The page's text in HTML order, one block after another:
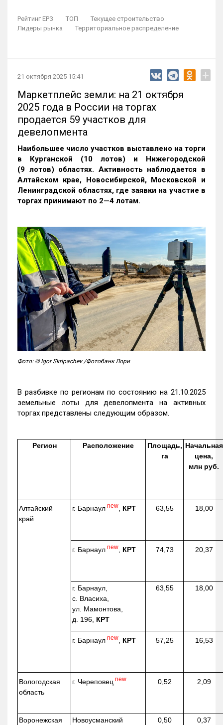
Рейтинг ЕРЗ ТОП
Текущее строительство
Лидеры рынка
Территориальное распределение
21 октября 2025 15:41 +
Маркетплейс земли: на 21 октября
2025 года в России на торгах
продается 59 участков для
девелопмента
Наибольшее число участков выставлено на торги
в Курганской (10 лотов) и Нижегородской
(9 лотов) областях. Активность наблюдается в
Алтайском крае, Новосибирской, Московской и
Ленинградской областях, где заявки на участие в
торгах принимают по 2—4 лотам.
Фото: © Igor Skripachev /Фотобанк Лори
В разбивке по регионам по состоянию на 21.10.2025
земельные лоты для девелопмента на активных
торгах представлены следующим образом.
Регион Расположение
Площадь,
га
Начальная
цена,
млн руб.
Алтайский
край
г. Барнаул new КРТ 63,55 18,00
г. Барнаул new КРТ 74,73 20,37
г. Барнаул,
с. Власиха,
ул. Мамонтова,
д. 196, КРТ
63,55 18,00
г. Барнаул new КРТ 57,25 16,53
Вологодская
область
г. Череповец new 0,52 2,09
Воронежская
Новоусманский
0,50 0,37